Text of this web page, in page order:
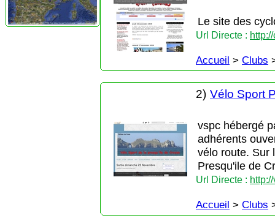
Le site des
Url Directe :
Accueil > Clubs
2) Vélo Sport
vspc hébergé
adhérents
vélo route. Sur
Presqu'ile de
Url Directe :
Accueil > Clubs